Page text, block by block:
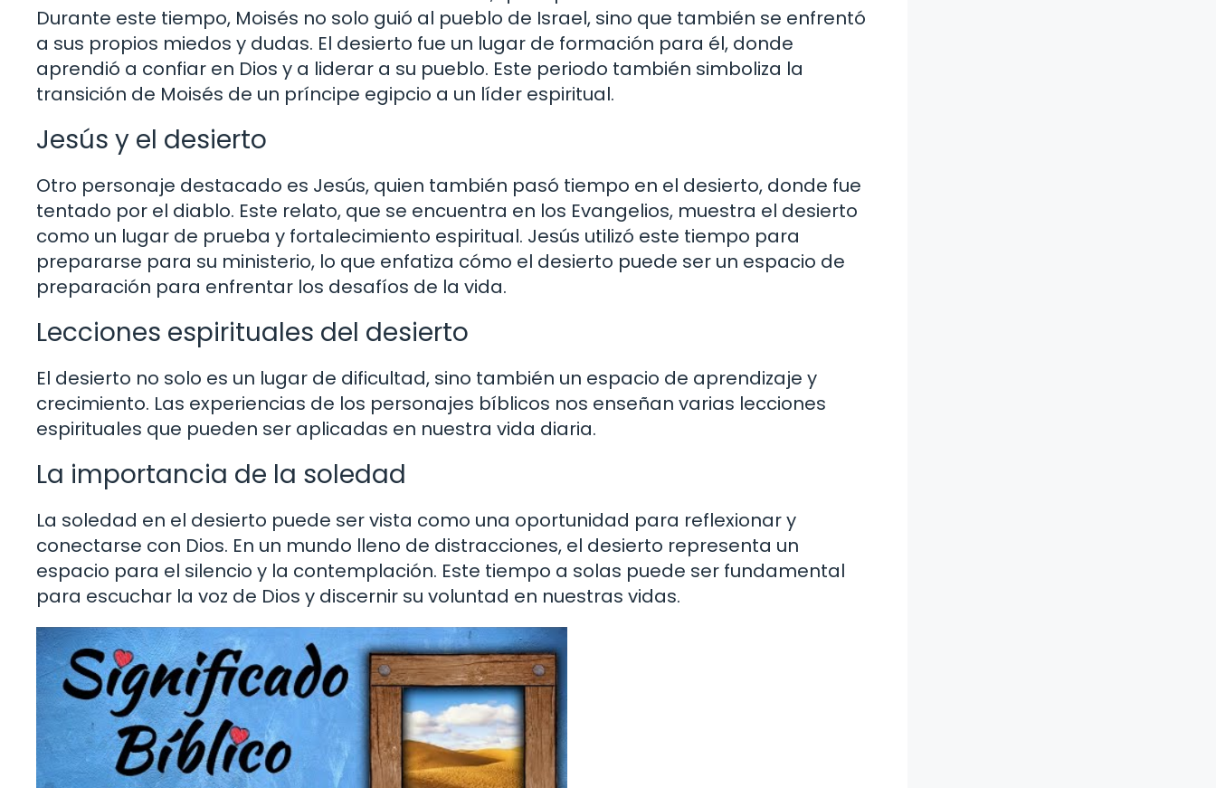
Durante este tiempo, Moisés no solo guió al pueblo de Israel, sino que también se enfrentó
a sus propios miedos y dudas. El desierto fue un lugar de formación para él, donde
aprendió a confiar en Dios y a liderar a su pueblo. Este periodo también simboliza la
transición de Moisés de un príncipe egipcio a un líder espiritual.
Jesús y el desierto
Otro personaje destacado es Jesús, quien también pasó tiempo en el desierto, donde fue
tentado por el diablo. Este relato, que se encuentra en los Evangelios, muestra el desierto
como un lugar de prueba y fortalecimiento espiritual. Jesús utilizó este tiempo para
prepararse para su ministerio, lo que enfatiza cómo el desierto puede ser un espacio de
preparación para enfrentar los desafíos de la vida.
Lecciones espirituales del desierto
El desierto no solo es un lugar de dificultad, sino también un espacio de aprendizaje y
crecimiento. Las experiencias de los personajes bíblicos nos enseñan varias lecciones
espirituales que pueden ser aplicadas en nuestra vida diaria.
La importancia de la soledad
La soledad en el desierto puede ser vista como una oportunidad para reflexionar y
conectarse con Dios. En un mundo lleno de distracciones, el desierto representa un
espacio para el silencio y la contemplación. Este tiempo a solas puede ser fundamental
para escuchar la voz de Dios y discernir su voluntad en nuestras vidas.